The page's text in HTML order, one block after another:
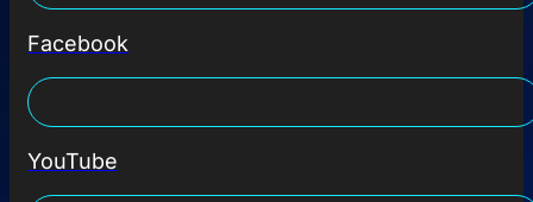
Facebook
YouTube